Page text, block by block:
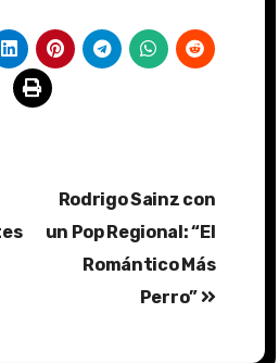
Rodrigo Sainz con
un Pop Regional: “El
Romántico Más
Perro”